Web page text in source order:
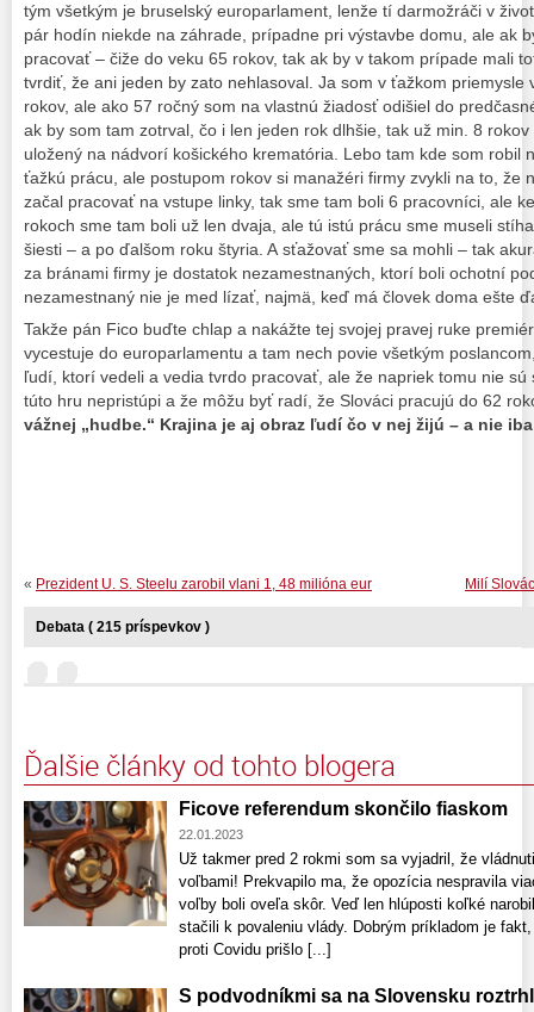
tým všetkým je bruselský europarlament, lenže tí darmožráči v
pár hodín niekde na záhrade, prípadne pri výstavbe domu, ale ak
pracovať – čiže do veku 65 rokov, tak ak by v takom prípade mali
tvrdiť, že ani jeden by zato nehlasoval. Ja som v ťažkom priemysle
rokov, ale ako 57 ročný som na vlastnú žiadosť odišiel do
ak by som tam zotrval, čo i len jeden rok dlhšie, tak už min. 8
uložený na nádvorí košického krematória. Lebo tam kde som robil
ťažkú prácu, ale postupom rokov si manažéri firmy zvykli na to, že
začal pracovať na vstupe linky, tak sme tam boli 6 pracovníci, ale
rokoch sme tam boli už len dvaja, ale tú istú prácu sme museli
šiesti – a po ďalšom roku štyria. A sťažovať sme sa mohli – tak
za bránami firmy je dostatok nezamestnaných, ktorí boli ochotní
nezamestnaný nie je med lízať, najmä, keď má človek doma ešte
Takže pán Fico buďte chlap a nakážte tej svojej pravej ruke
vycestuje do europarlamentu a tam nech povie všetkým
ľudí, ktorí vedeli a vedia tvrdo pracovať, ale že napriek tomu nie sú
túto hru nepristúpi a že môžu byť radí, že Slováci pracujú do 62
vážnej „hudbe.“ Krajina je aj obraz ľudí čo v nej žijú – a nie
Milí
« Prezident U. S. Steelu zarobil vlani 1, 48 milióna eur
Debata ( 215 príspevkov )
Ďalšie články od tohto blogera
Ficove referendum skončilo fiaskom
22.01.2023
Už takmer pred 2 rokmi som sa vyjadril, že
voľbami! Prekvapilo ma, že opozícia nespravila
voľby boli oveľa skôr. Veď len hlúposti koľké
stačili k povaleniu vlády. Dobrým príkladom je
proti Covidu prišlo [...]
S podvodníkmi sa na Slovensku